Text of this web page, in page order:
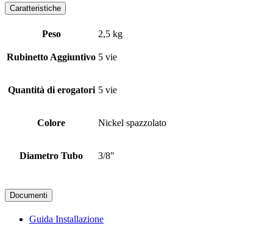
Caratteristiche
Peso 2,5 kg
Rubinetto Aggiuntivo 5 vie
Quantità di erogatori 5 vie
Colore Nickel spazzolato
Diametro Tubo 3/8"
Documenti
Guida Installazione